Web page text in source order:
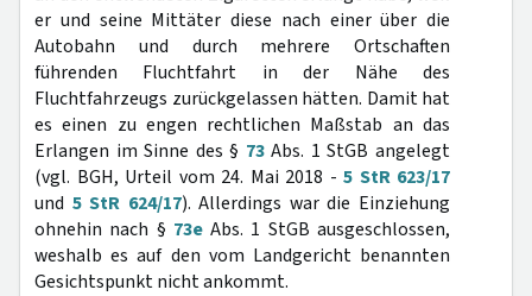
er und seine Mittäter diese nach einer über die
Autobahn und durch mehrere Ortschaften
führenden Fluchtfahrt in der Nähe des
Fluchtfahrzeugs zurückgelassen hätten. Damit hat
es einen zu engen rechtlichen Maßstab an das
Erlangen im Sinne des § 73Abs. 1 StGB angelegt
(vgl. BGH, Urteil vom 24. Mai 2018 - 5 StR 623/17
und 5 StR 624/17). Allerdings war die Einziehung
ohnehin nach § 73eAbs. 1 StGB ausgeschlossen,
weshalb es auf den vom Landgericht benannten
Gesichtspunkt nicht ankommt.